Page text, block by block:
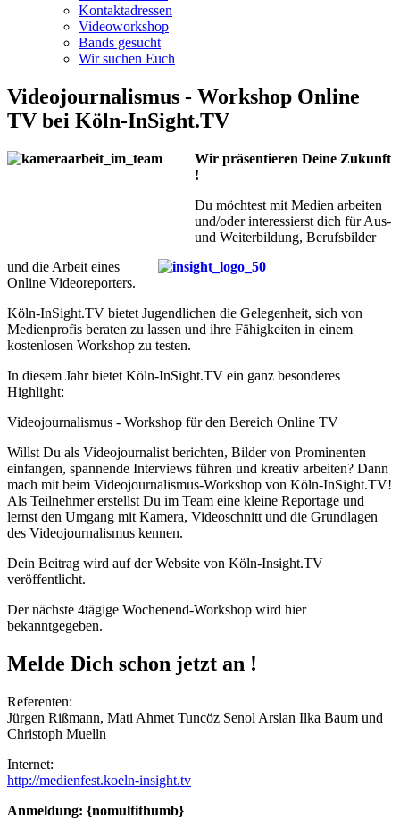
Kontaktadressen
Videoworkshop
Bands gesucht
Wir suchen Euch
Videojournalismus - Workshop Online
TV bei Köln-InSight.TV
Wir präsentieren Deine Zukunft
!
Du möchtest mit Medien arbeiten
und/oder interessierst dich für Aus-
und Weiterbildung, Berufsbilder
und die Arbeit eines
Online Videoreporters.
Köln-InSight.TV bietet Jugendlichen die Gelegenheit, sich von
Medienprofis beraten zu lassen und ihre Fähigkeiten in einem
kostenlosen Workshop zu testen.
In diesem Jahr bietet Köln-InSight.TV ein ganz besonderes
Highlight:
Videojournalismus - Workshop für den Bereich Online TV
Willst Du als Videojournalist berichten, Bilder von Prominenten
einfangen, spannende Interviews führen und kreativ arbeiten? Dann
mach mit beim Videojournalismus-Workshop von Köln-InSight.TV!
Als Teilnehmer erstellst Du im Team eine kleine Reportage und
lernst den Umgang mit Kamera, Videoschnitt und die Grundlagen
des Videojournalismus kennen.
Dein Beitrag wird auf der Website von Köln-Insight.TV
veröffentlicht.
Der nächste 4tägige Wochenend-Workshop wird hier
bekanntgegeben.
Melde Dich schon jetzt an !
Referenten:
Jürgen Rißmann, Mati Ahmet Tuncöz Senol Arslan Ilka Baum und
Christoph Muelln
Internet:
http://medienfest.koeln-insight.tv
Anmeldung: {nomultithumb}